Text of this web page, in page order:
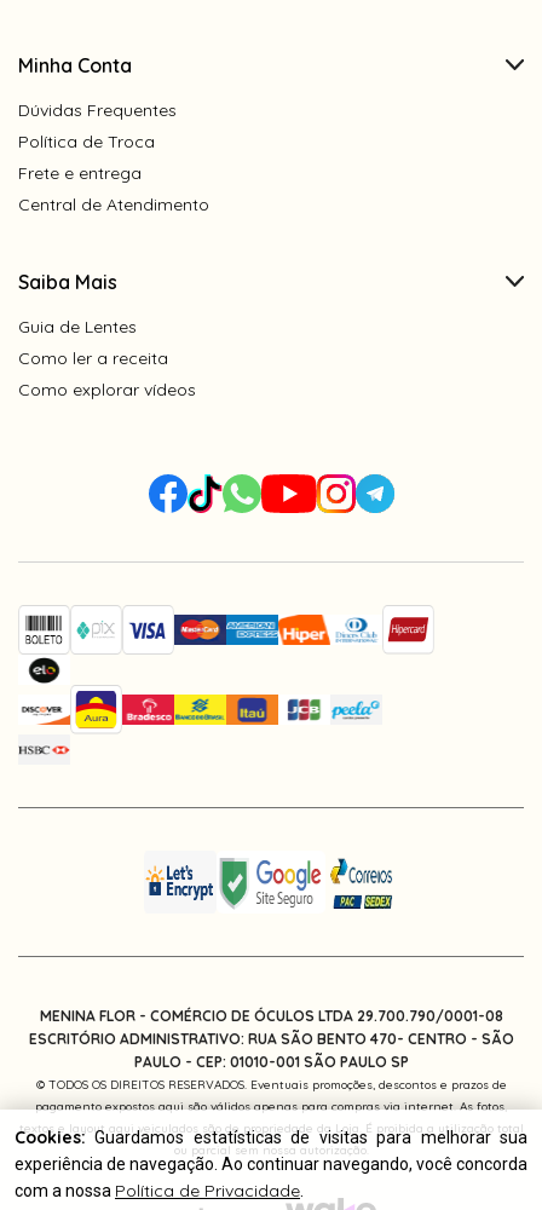
Minha Conta
Dúvidas Frequentes
Política de Troca
Frete e entrega
Central de Atendimento
Saiba Mais
Guia de Lentes
Como ler a receita
Como explorar vídeos
MENINA FLOR - COMÉRCIO DE ÓCULOS LTDA 29.700.790/0001-08
ESCRITÓRIO ADMINISTRATIVO: RUA SÃO BENTO 470- CENTRO - SÃO
PAULO - CEP: 01010-001SÃO PAULO SP
© TODOS OS DIREITOS RESERVADOS. Eventuais promoções, descontos e prazos de
pagamento expostos aqui são válidos apenas para compras via internet. As fotos,
textos e layout aqui veiculados são de propriedade da Loja. É proibida a utilização total
ou parcial sem nossa autorização.
Cookies:Guardamos estatísticas de visitas para melhorar sua
experiência de navegação. Ao continuar navegando, você concorda
com a nossa Política de Privacidade